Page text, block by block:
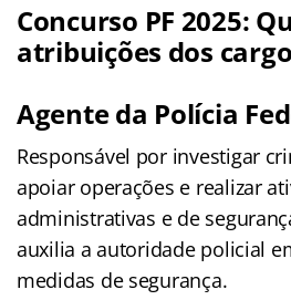
Concurso PF 2025:
atribuições dos
Agente da Polícia
Responsável por investigar
apoiar operações e realizar
administrativas e de
auxilia a autoridade policial
medidas de segurança.